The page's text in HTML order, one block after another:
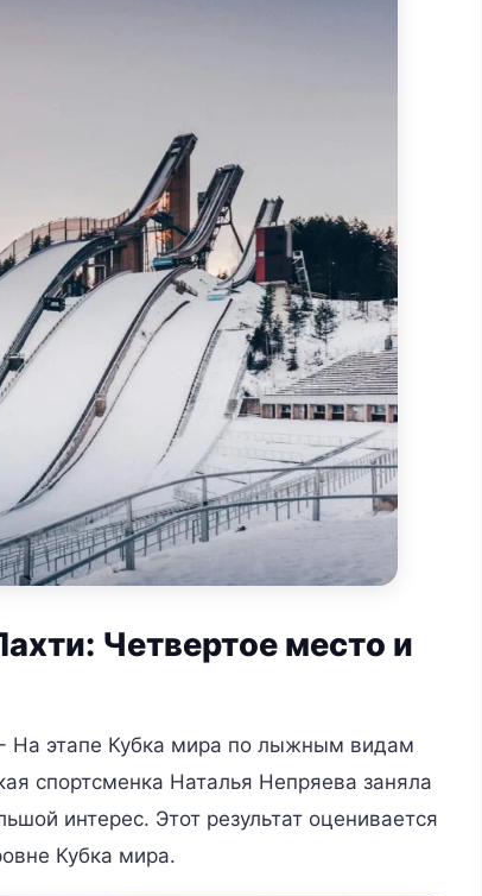
Четвертое место и
- На этапе Кубка мира по лыжным видам
спортсменка Наталья Непряева заняла
интерес. Этот результат оценивается
Кубка мира.